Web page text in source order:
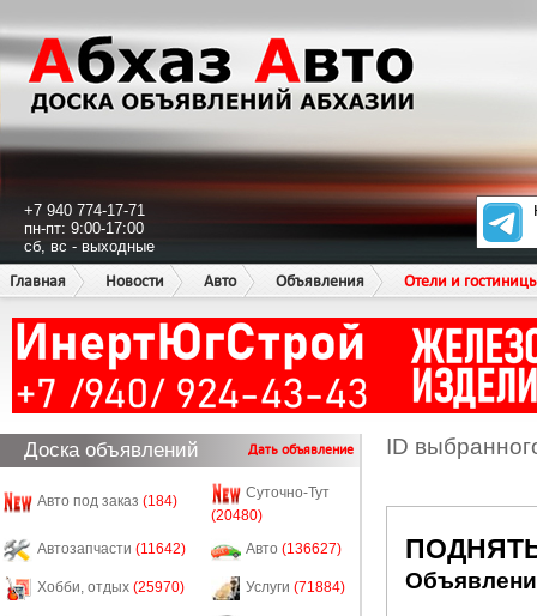
+7 940 774-17-71
пн-пт: 9:00-17:00
сб, вс - выходные
Главная
Новости Авто Объявления Отели и
Доска объявлений Дать объявление
Авто под заказ (184)
Суточно-Тут
(20480)
Автозапчасти (11642) Авто (136627)
Хобби, отдых (25970) Услуги (71884)
ID